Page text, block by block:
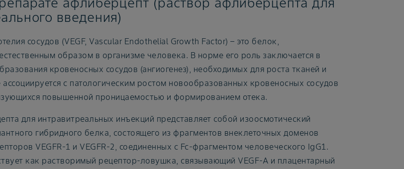
введения)
сосудов (VEGF, Vascular Endothelial Growth Factor) – это белок,
образом в организме человека. В норме его роль заключается в
кровеносных сосудов (ангиогенез), необходимых для роста тканей и
с патологическим ростом новообразованных кровеносных сосудов
повышенной проницаемостью и формированием отека.
для интравитреальных инъекций представляет собой изоосмотический
гибридного белка, состоящего из фрагментов внеклеточных доменов
VEGFR-1 и VEGFR-2, соединенных с Fc-фрагментом человеческого IgG1.
как растворимый рецептор-ловушка, связывающий VEGF-A и плацентарный